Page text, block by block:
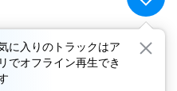
に入りのトラックはア
でオフライン再生でき